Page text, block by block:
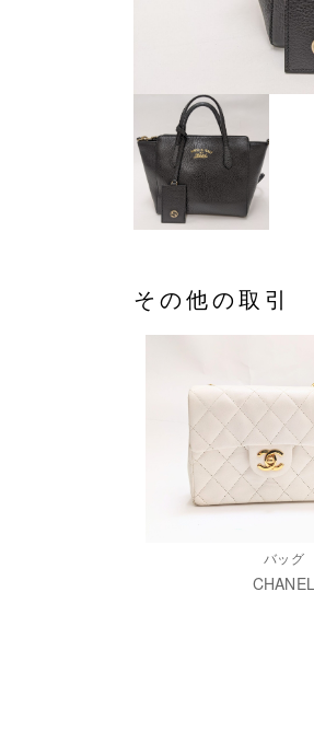
その他の取引
バッグ
CHANEL